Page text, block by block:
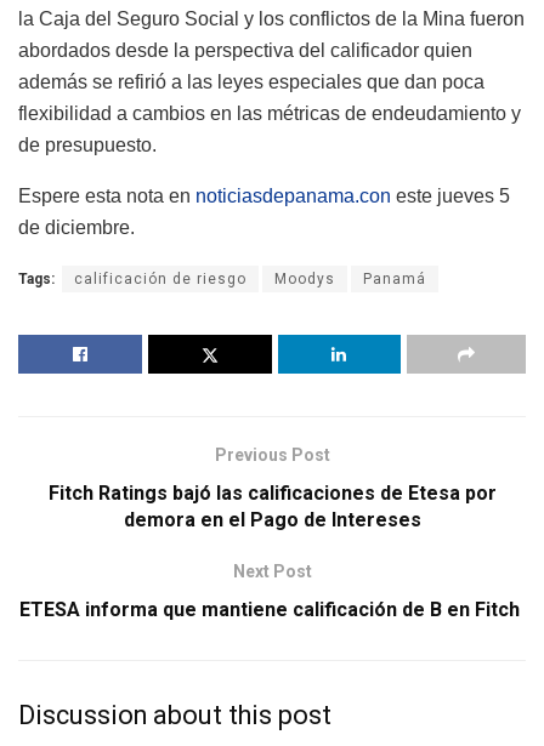
la Caja del Seguro Social y los conflictos de la Mina fueron
abordados desde la perspectiva del calificador quien
además se refirió a las leyes especiales que dan poca
flexibilidad a cambios en las métricas de endeudamiento y
de presupuesto.
Espere esta nota en noticiasdepanama.con este jueves 5
de diciembre.
Tags: calificación de riesgo Moodys Panamá
Previous Post
Fitch Ratings bajó las calificaciones de Etesa por
demora en el Pago de Intereses
Next Post
ETESA informa que mantiene calificación de B en Fitch
Discussion about this post